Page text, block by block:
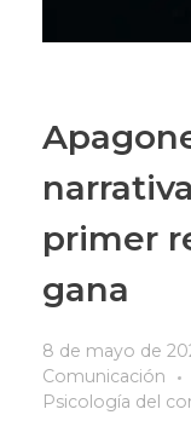
primer
gana
8 de mayo de
Comunicación
Psicología del